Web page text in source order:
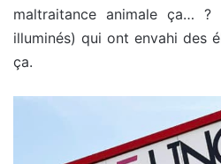
maltraitance animale ça… ?
illuminés) qui ont envahi des
ça.